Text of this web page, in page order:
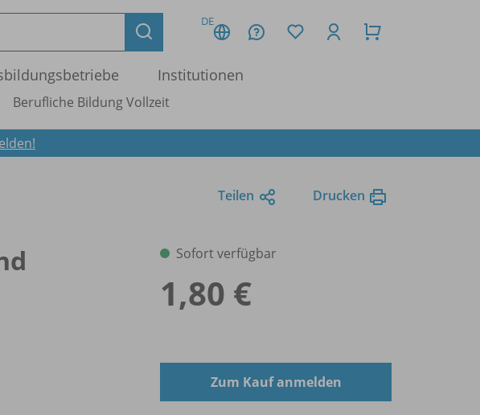
DE
Institutionen
Berufliche Bildung Vollzeit
Teilen Drucken
Sofort verfügbar
1,80 €
Zum Kauf anmelden